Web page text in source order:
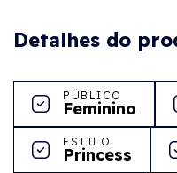
Detalhes do
PÚBLICO
Feminino
ESTILO
Princess